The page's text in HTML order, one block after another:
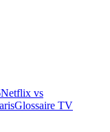
Netflix vs
Glossaire TV